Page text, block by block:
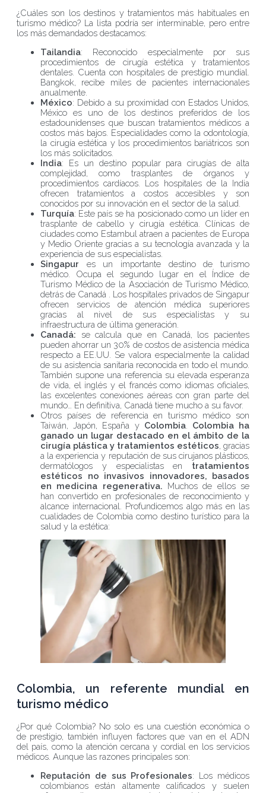
¿Cuáles son los destinos y tratamientos más habituales en
turismo médico? La lista podría ser interminable, pero entre
los más demandados destacamos:
Tailandia: Reconocido especialmente por sus
procedimientos de cirugía estética y tratamientos
dentales. Cuenta con hospitales de prestigio mundial.
Bangkok, recibe miles de pacientes internacionales
anualmente.
México: Debido a su proximidad con Estados Unidos,
México es uno de los destinos preferidos de los
estadounidenses que buscan tratamientos médicos a
costos más bajos. Especialidades como la odontología,
la cirugía estética y los procedimientos bariátricos son
los más solicitados.
India: Es un destino popular para cirugías de alta
complejidad, como trasplantes de órganos y
procedimientos cardíacos. Los hospitales de la India
ofrecen tratamientos a costos accesibles y son
conocidos por su innovación en el sector de la salud.
Turquía: Este país se ha posicionado como un líder en
trasplante de cabello y cirugía estética. Clínicas de
ciudades como Estambul atraen a pacientes de Europa
y Medio Oriente gracias a su tecnología avanzada y la
experiencia de sus especialistas.
Singapur es un importante destino de turismo
médico. Ocupa el segundo lugar en el Índice de
Turismo Médico de la Asociación de Turismo Médico,
detrás de Canadá . Los hospitales privados de Singapur
ofrecen servicios de atención médica superiores
gracias al nivel de sus especialistas y su
infraestructura de última generación.
Canadá: se calcula que en Canadá, los pacientes
pueden ahorrar un 30% de costos de asistencia médica
respecto a EE.UU. Se valora especialmente la calidad
de su asistencia sanitaria reconocida en todo el mundo.
También supone una referencia su elevada esperanza
de vida, el inglés y el francés como idiomas oficiales,
las excelentes conexiones aéreas con gran parte del
mundo… En definitiva, Canadá tiene mucho a su favor.
Otros países de referencia en turismo médico son
Taiwán, Japón, España yColombia. Colombia ha
ganado un lugar destacado en el ámbito de la
cirugía plástica y tratamientos estéticos , gracias
a la experiencia y reputación de sus cirujanos plásticos,
dermatólogos y especialistas en tratamientos
estéticos no invasivos innovadores, basados
en medicina regenerativa. Muchos de ellos se
han convertido en profesionales de reconocimiento y
alcance internacional. Profundicemos algo más en las
cualidades de Colombia como destino turístico para la
salud y la estética:
Colombia, un referente mundial en
turismo médico
¿Por qué Colombia? No solo es una cuestión económica o
de prestigio, también influyen factores que van en el ADN
del país, como la atención cercana y cordial en los servicios
médicos. Aunque las razones principales son:
Reputación de sus Profesionales: Los médicos
colombianos están altamente calificados y suelen